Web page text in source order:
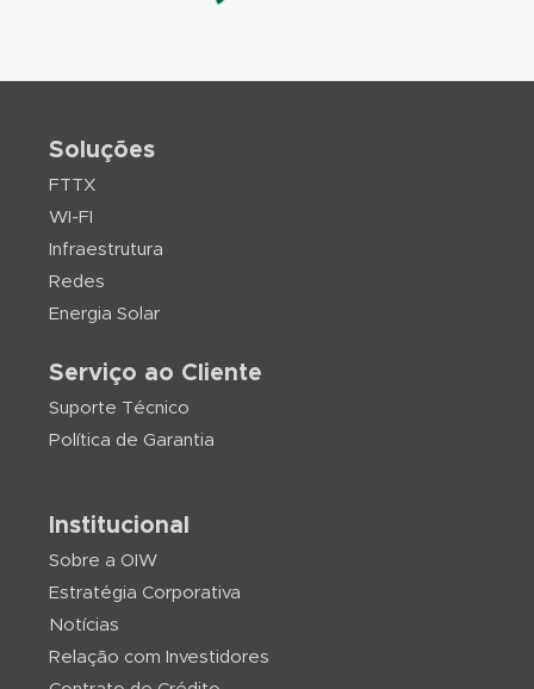
Soluções
FTTX
WI-FI
Infraestrutura
Redes
Energia Solar
Serviço ao Cliente
Suporte Técnico
Política de Garantia
Institucional
Sobre a OIW
Estratégia Corporativa
Notícias
Relação com Investidores